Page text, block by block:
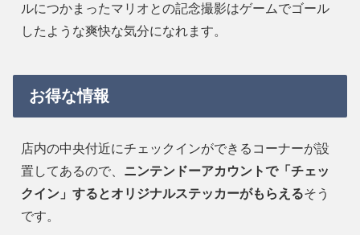
ルにつかまったマリオとの記念撮影はゲームでゴール
したような爽快な気分になれます。
お得な情報
店内の中央付近にチェックインができるコーナーが設
置してあるので、 ニンテンドーアカウントで「チェッ
クイン」するとオリジナルステッカーがもらえるそう
です。